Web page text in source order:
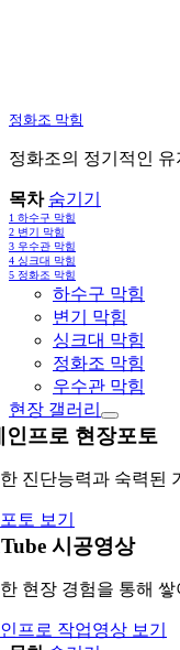
정화조 막힘
정화조의 정기적인
목차 숨기기
1 하수구 막힘
2 변기 막힘
3 우수관 막힘
4 싱크대 막힘
5 정화조 막힘
하수구 막힘
변기 막힘
싱크대 막힘
정화조 막힘
우수관 막힘
현장 갤러리
인프로 현장포토
진단능력과 숙력된
토 보기
시공영상
현장 경험을 통해 쌓
프로 작업영상 보기